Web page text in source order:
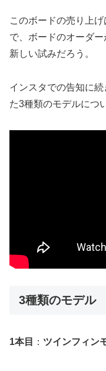
このボードの売り上
で、ボードのオーダ
新しい試みだろう。
インスタでの告知に
た3種類のモデルにつ
3種類のモデル
1本目 ： ツインフィン